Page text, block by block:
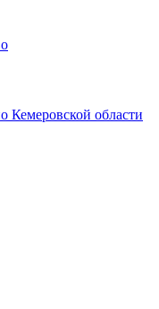
Кемеровской области